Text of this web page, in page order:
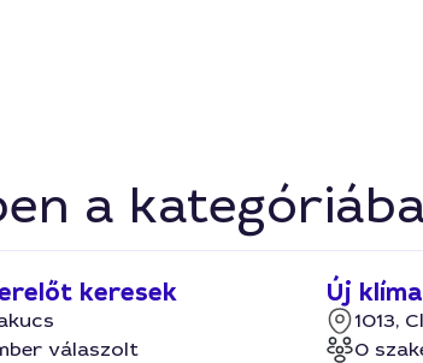
a
keresek
válaszolt
Új
1013,
0